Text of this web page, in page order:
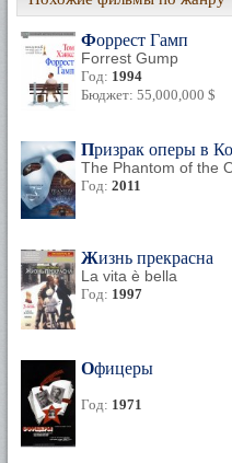
Форрест Гамп
Forrest Gump
Год: 1994
Бюджет: 55,000,000 $
Призрак оперы в
The Phantom of the
Год: 2011
Жизнь прекрасна
La vita è bella
Год: 1997
Офицеры
Год: 1971